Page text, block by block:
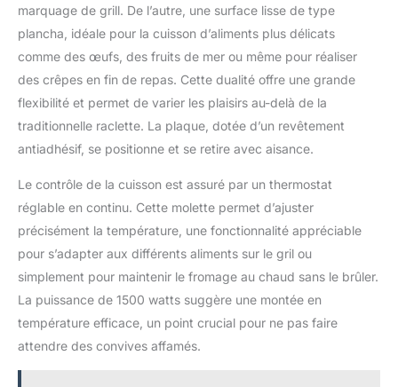
marquage de grill. De l’autre, une surface lisse de type
plancha, idéale pour la cuisson d’aliments plus délicats
comme des œufs, des fruits de mer ou même pour réaliser
des crêpes en fin de repas. Cette dualité offre une grande
flexibilité et permet de varier les plaisirs au-delà de la
traditionnelle raclette. La plaque, dotée d’un revêtement
antiadhésif, se positionne et se retire avec aisance.
Le contrôle de la cuisson est assuré par un thermostat
réglable en continu. Cette molette permet d’ajuster
précisément la température, une fonctionnalité appréciable
pour s’adapter aux différents aliments sur le gril ou
simplement pour maintenir le fromage au chaud sans le brûler.
La puissance de 1500 watts suggère une montée en
température efficace, un point crucial pour ne pas faire
attendre des convives affamés.